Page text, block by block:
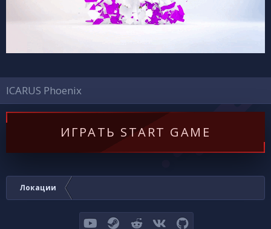
ICARUS Phoenix
ИГРАТЬ START GAME
Локации
youtubeSteamReddit VK GitHub